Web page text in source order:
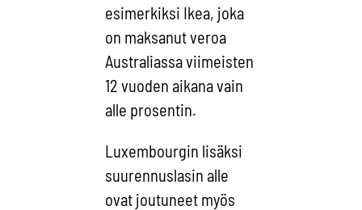
esimerkiksi Ikea, joka
on maksanut veroa
Australiassa viimeisten
12 vuoden aikana vain
alle prosentin.
Luxembourgin lisäksi
suurennuslasin alle
ovat joutuneet myös